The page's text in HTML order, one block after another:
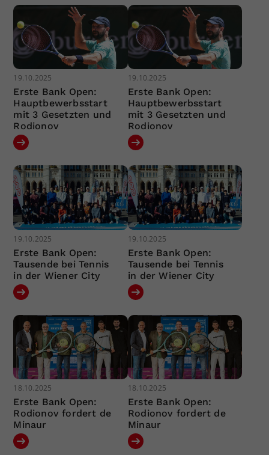
19.10.2025
Erste Bank Open:
Hauptbewerbsstart
mit 3 Gesetzten und
Rodionov
19.10.2025
Erste Bank Open:
Hauptbewerbsstart
mit 3 Gesetzten und
Rodionov
19.10.2025
Erste Bank Open:
Tausende bei Tennis
in der Wiener City
19.10.2025
Erste Bank Open:
Tausende bei Tennis
in der Wiener City
18.10.2025
Erste Bank Open:
Rodionov fordert de
Minaur
18.10.2025
Erste Bank Open:
Rodionov fordert de
Minaur